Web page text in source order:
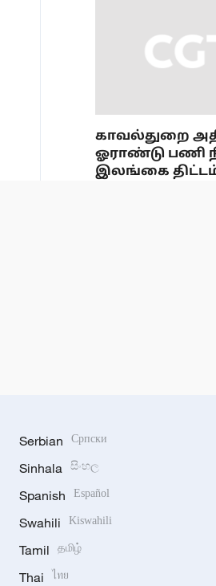
காவல்துறை
ஓராண்டு பணி
இலங்கை
Serbian Српски
Sinhala සිංහල
Spanish Español
Swahili Kiswahili
Tamil தமிழ்
Thai ไทย